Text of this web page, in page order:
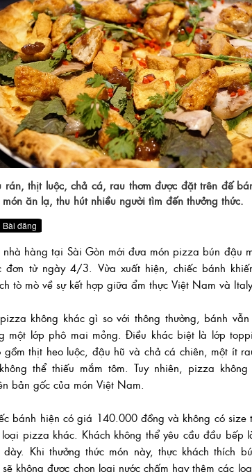
rán, thịt luộc, chả cá, rau thơm được đặt trên đế
món ăn lạ, thu hút nhiều người tìm đến thưởng thức.
nhà hàng tại Sài Gòn mới đưa món pizza bún đậu
đơn từ ngày 4/3. Vừa xuất hiện, chiếc bánh
tò mò về sự kết hợp giữa ẩm thực Việt Nam và
không khác gì so với thông thường, bánh vẫn
một lớp phô mai mỏng. Điều khác biệt là lớp
gồm thịt heo luộc, đậu hũ và chả cá chiên, một ít
thể thiếu mắm tôm. Tuy nhiên, pizza
bản gốc của món Việt Nam.
bánh hiện có giá 140.000 đồng và không có size
pizza khác. Khách không thể yêu cầu đầu bếp
dày. Khi thưởng thức món này, thực khách thích
sẽ không được chọn loại nước chấm hay thêm các